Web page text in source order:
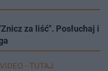
za liść". Posłuchaj i
VIDEO - TUTAJ